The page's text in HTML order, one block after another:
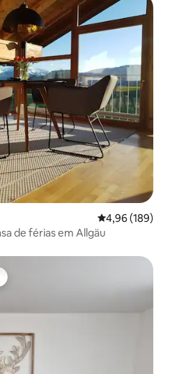
4,96 de uma
4,96 (189)
de férias em Allgäu
dos hóspedes